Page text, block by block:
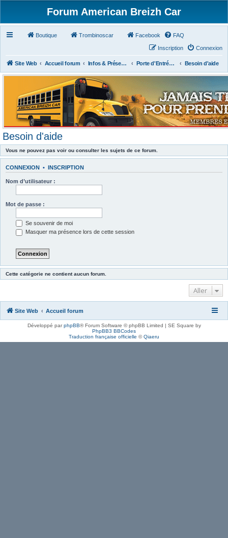
Forum American Breizh Car
Boutique Trombinoscar Facebook FAQ
Connexion
Inscription
Site Web Accueil forum Infos & Présentations Porte d'Entrée du Forum Besoin d'aide
Besoin d'aide
Vous ne pouvez pas voir ou consulter les sujets de ce forum.
CONNEXION • INSCRIPTION
Nom d’utilisateur :
Mot de passe :
Se souvenir de moi
Masquer ma présence lors de cette session
Cette catégorie ne contient aucun forum.
Aller
Site Web Accueil forum
Développé parphpBB® Forum Software © phpBB Limited | SE Square by
PhpBB3 BBCodes
Traduction française officielle ©Qiaeru